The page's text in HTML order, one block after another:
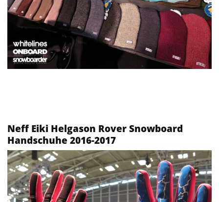
Neff Eiki Helgason Rover Snowboard
Handschuhe 2016-2017